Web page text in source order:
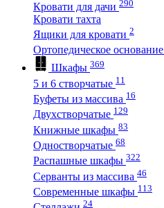
Кровати для дачи 290
Кровати тахта
Ящики для кровати 2
Ортопедическое основание
Шкафы 369
5 и 6 створчатые 11
Буфеты из массива 16
Двухстворчатые 129
Книжные шкафы 83
Одностворчатые 68
Распашные шкафы 322
Серванты из массива 46
Современные шкафы 113
24